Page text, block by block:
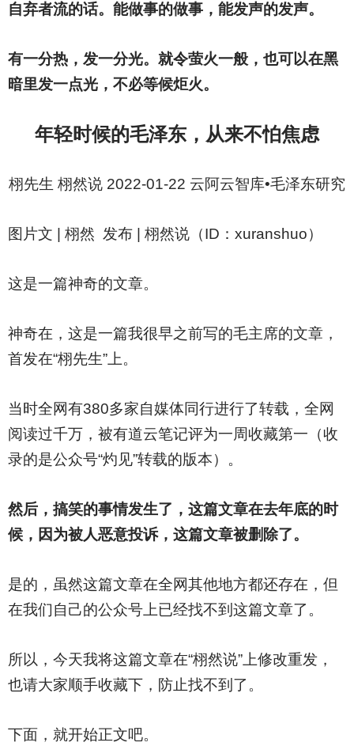
自弃者流的话。能做事的做事，能发声的发声。
有一分热，发一分光。就令萤火一般，也可以在黑
暗里发一点光，不必等候炬火。
年轻时候的毛泽东，从来不怕焦虑
栩先生 栩然说 2022-01-22 云阿云智库•毛泽东研究
图片文 | 栩然 发布 | 栩然说（ID：xuranshuo）
这是一篇神奇的文章。
神奇在，这是一篇我很早之前写的毛主席的文章，
首发在“栩先生”上。
当时全网有380多家自媒体同行进行了转载，全网
阅读过千万，被有道云笔记评为一周收藏第一（收
录的是公众号“灼见”转载的版本）。
然后，搞笑的事情发生了，这篇文章在去年底的时
候，因为被人恶意投诉，这篇文章被删除了。
是的，虽然这篇文章在全网其他地方都还存在，但
在我们自己的公众号上已经找不到这篇文章了。
所以，今天我将这篇文章在“栩然说”上修改重发，
也请大家顺手收藏下，防止找不到了。
下面，就开始正文吧。